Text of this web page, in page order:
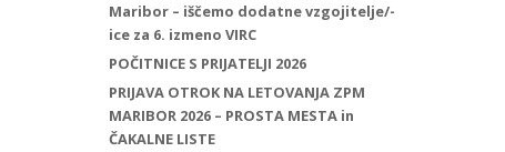
Maribor – iščemo dodatne vzgojitelje/-
ice za 6. izmeno VIRC
POČITNICE S PRIJATELJI 2026
PRIJAVA OTROK NA LETOVANJA ZPM
MARIBOR 2026 – PROSTA MESTA in
ČAKALNE LISTE